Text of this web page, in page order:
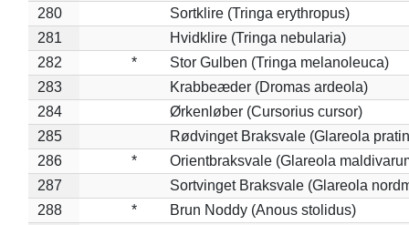
280
Sortklire (Tringa erythropus)
281
Hvidklire (Tringa nebularia)
282
*
Stor Gulben (Tringa melanoleuca)
283
Krabbeæder (Dromas ardeola)
284
Ørkenløber (Cursorius cursor)
285
Rødvinget Braksvale (Glareola
286
*
Orientbraksvale (Glareola
287
Sortvinget Braksvale (Glareola
288
*
Brun Noddy (Anous stolidus)